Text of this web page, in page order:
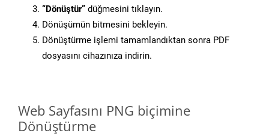
“Dönüştür” düğmesini tıklayın.
Dönüşümün bitmesini bekleyin.
Dönüştürme işlemi tamamlandıktan sonra PDF
dosyasını cihazınıza indirin.
Web Sayfasını PNG biçimine
Dönüştürme